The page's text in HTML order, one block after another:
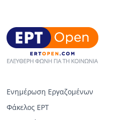
Ενημέρωση Εργαζομένων
Φάκελος ΕΡΤ